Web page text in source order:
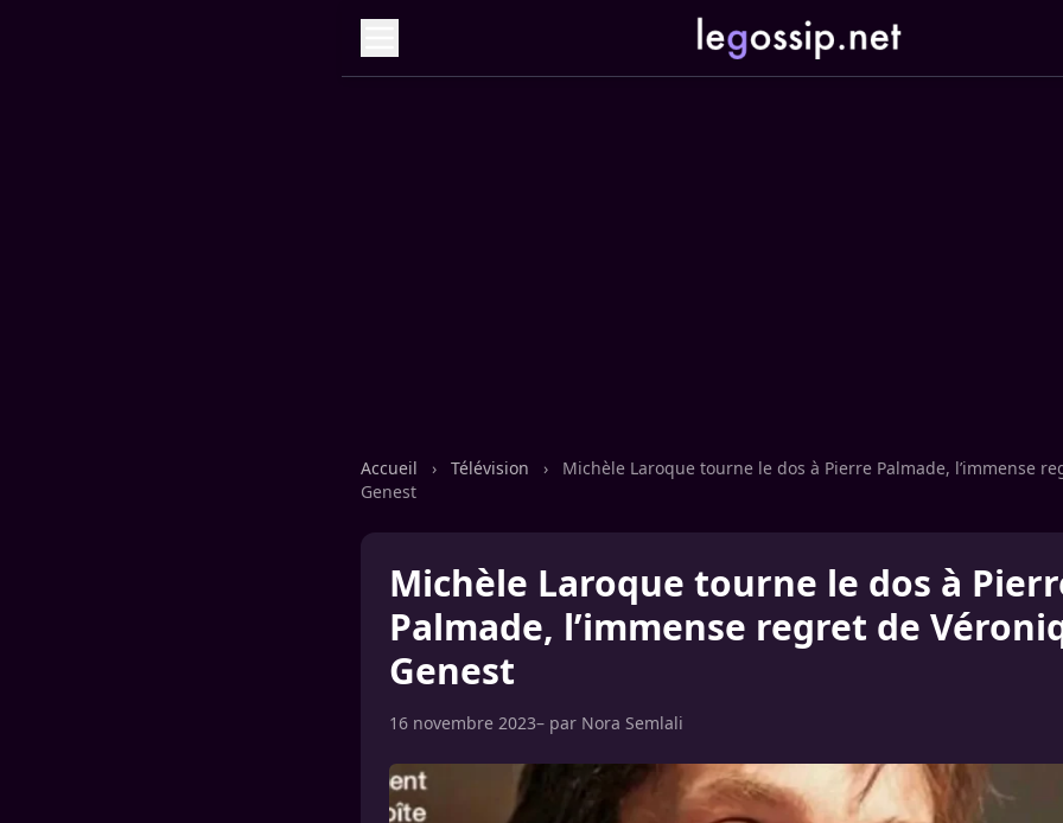
Accueil › Télévision ›
Michèle Laroque tourne le dos à Pierre Palmade, l’immense
Genest
Michèle Laroque tourne le dos à
Palmade, l’immense regret de
Genest
16 novembre 2023– par Nora Semlali